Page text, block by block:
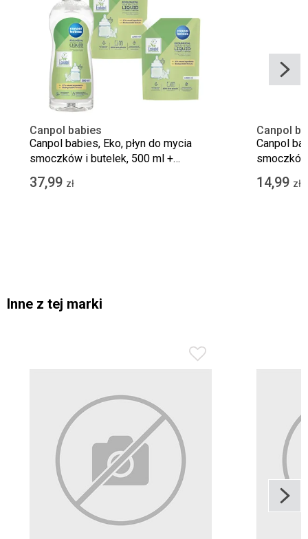
Canpol babies
Canpol babies, Eko, płyn do mycia
smoczków i butelek, 500 ml +
opakowanie płynu uzupełniającego,
2x1000 ml
37,99 zł
Canpol
Canpol
14,99 zł
Inne z tej marki